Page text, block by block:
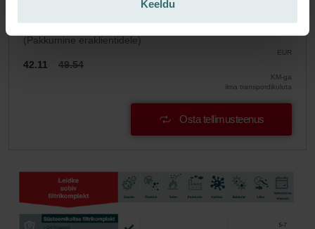
Keeldu
Saa toode 15% allahindlusega
Telli tellimusteenus ja osta automaatselt kindla intervalliga!
(Pakkumine eraklientidele)
EUR
42.11 49.54
KM-ga
ilma transpordikuluta
Osta tellimusteenus